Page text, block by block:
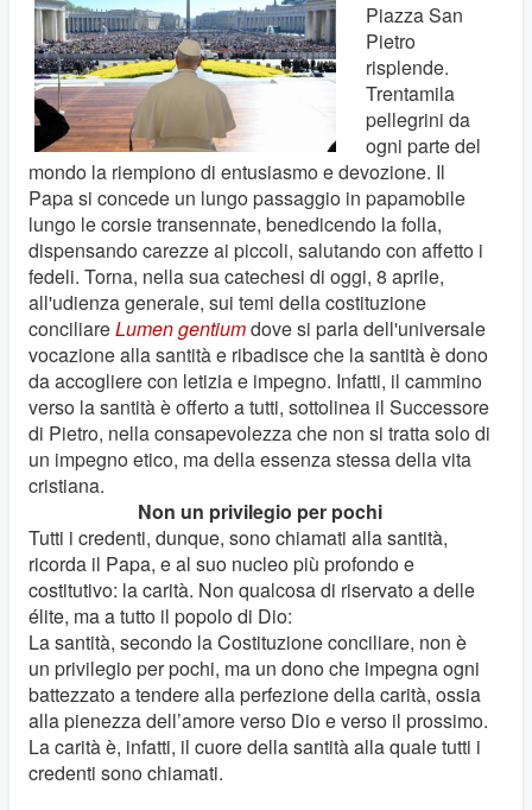
Piazza San
Pietro
risplende.
Trentamila
pellegrini da
ogni parte del
mondo la riempiono di entusiasmo e devozione. Il
Papa si concede un lungo passaggio in papamobile
lungo le corsie transennate, benedicendo la folla,
dispensando carezze ai piccoli, salutando con affetto i
fedeli. Torna, nella sua catechesi di oggi, 8 aprile,
all'udienza generale, sui temi della costituzione
conciliareLumen gentiumdovesi parla dell'universale
vocazione alla santità e ribadisce che la santità è dono
da accogliere con letizia e impegno. Infatti, il cammino
verso la santità è offerto a tutti, sottolinea il Successore
di Pietro, nella consapevolezza che non si tratta solo di
un impegno etico, ma della essenza stessa della vita
cristiana.
Non un privilegio per pochi
Tutti i credenti, dunque, sono chiamati alla santità,
ricorda il Papa, e al suo nucleo più profondo e
costitutivo: la carità. Non qualcosa di riservato a delle
élite, ma a tutto il popolo di Dio:
La santità, secondo la Costituzione conciliare, non è
un privilegio per pochi, ma un dono che impegna ogni
battezzato a tendere alla perfezione della carità, ossia
alla pienezza dell’amore verso Dio e verso il prossimo.
La carità è, infatti, il cuore della santità alla quale tutti i
credenti sono chiamati.